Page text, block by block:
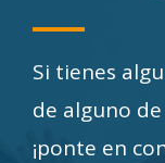
Si tienes
de alguno
¡ponte en